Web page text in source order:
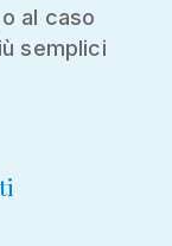
al caso
semplici